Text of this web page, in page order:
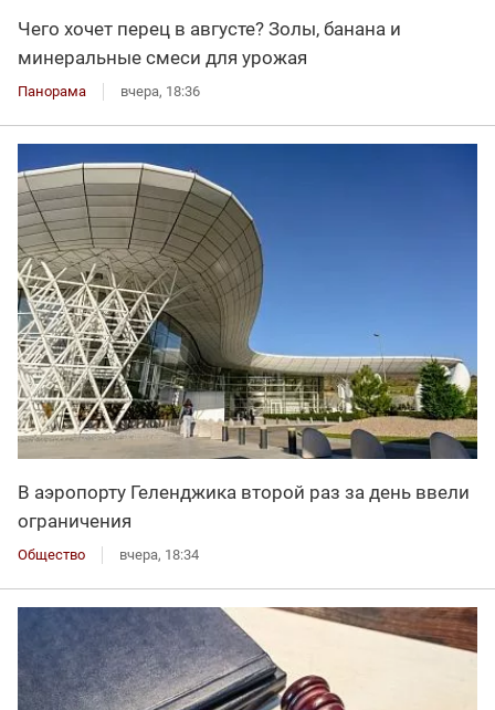
Чего хочет перец в августе? Золы, банана и
минеральные смеси для урожая
Панорама вчера, 18:36
В аэропорту Геленджика второй раз за день ввели
ограничения
Общество вчера, 18:34